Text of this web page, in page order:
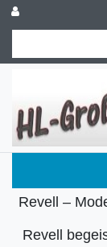
Revell –
Revell